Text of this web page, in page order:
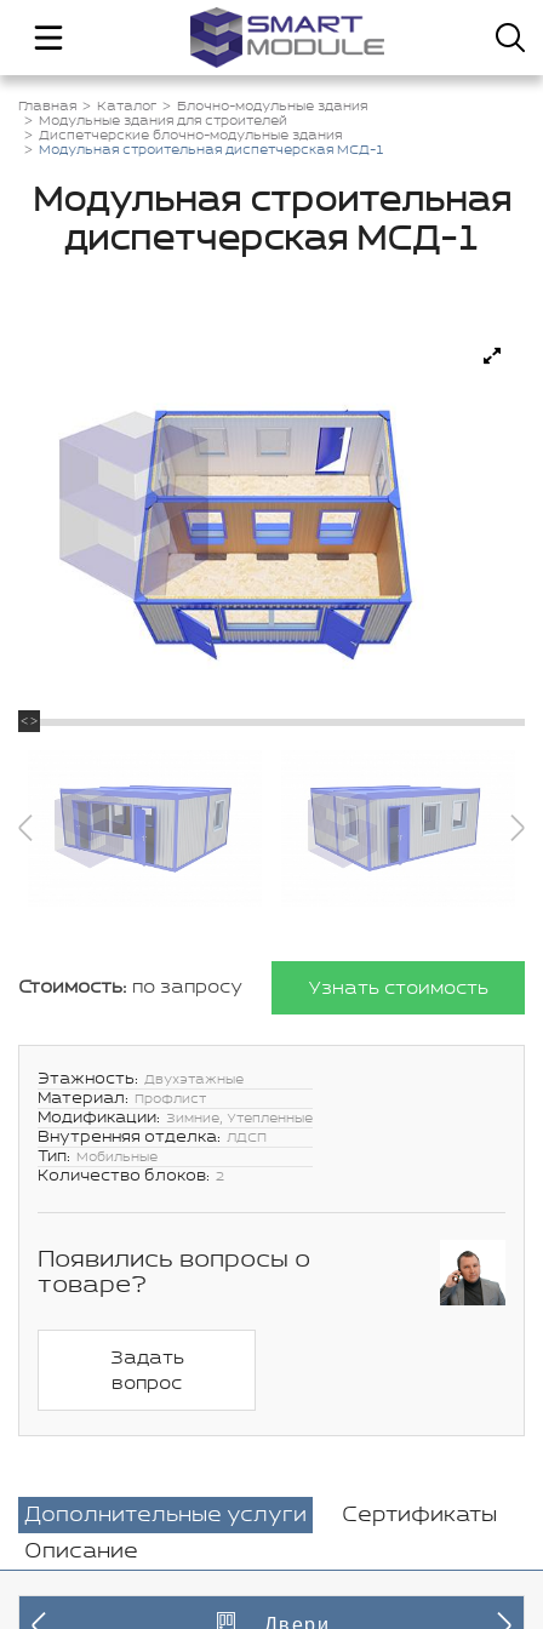
Главная Каталог
Блочно-модульные здания
Модульные здания для строителей
Диспетчерские блочно-модульные здания
Модульная строительная диспетчерская МСД-1
Модульная строительная
диспетчерская МСД-1
Стоимость: по запросу Узнать стоимость
Этажность: Двухэтажные
Материал: Профлист
Модификации: Зимние, Утепленные
Внутренняя отделка: ЛДСП
Тип: Мобильные
Количество блоков: 2
Появились вопросы о
товаре?
Задать
вопрос
Дополнительные услуги
Сертификаты
Описание
Двери